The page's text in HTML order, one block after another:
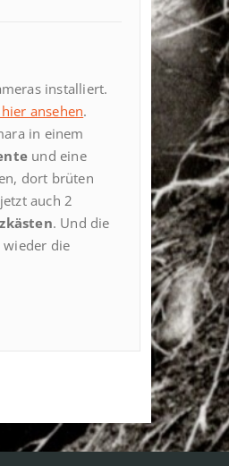
installiert.
ansehen.
in einem
und eine
dort brüten
auch 2
. Und die
wieder die